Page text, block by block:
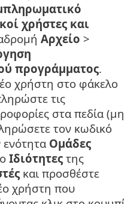
χρήστες και
Αρχείο >
προγράμματος.
χρήστη στο φάκελο
τις
στα πεδία (μη
τον κωδικό
Ομάδες
Ιδιότητες της
και προσθέστε
χρήστη που